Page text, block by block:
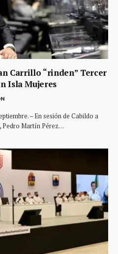
Carrillo “rinden” Tercer
Isla Mujeres
– En sesión de Cabildo a
Pedro Martín Pérez…